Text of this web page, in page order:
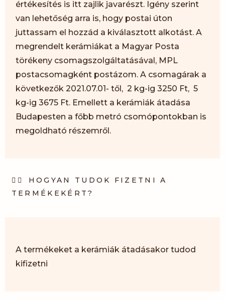
értékesítés is itt zajlik javarészt. Igény szerint
van lehetőség arra is, hogy postai úton
juttassam el hozzád a kiválasztott alkotást. A
megrendelt kerámiákat a Magyar Posta
törékeny csomagszolgáltatásával, MPL
postacsomagként postázom. A csomagárak a
következők 2021.07.01- től, 2 kg-ig 3250 Ft, 5
kg-ig 3675 Ft. Emellett a kerámiák átadása
Budapesten a főbb metró csomópontokban is
megoldható részemről.
HOGYAN TUDOK FIZETNI A
TERMÉKEKÉRT?
A termékeket a kerámiák átadásakor tudod
kifizetni